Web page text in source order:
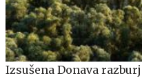
Izsušena Donava